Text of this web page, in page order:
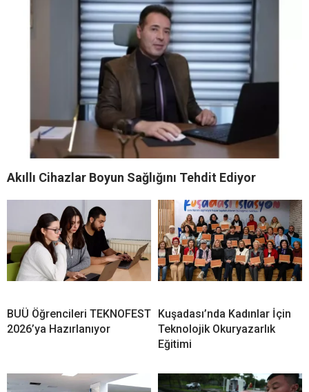
Akıllı Cihazlar Boyun Sağlığını Tehdit Ediyor
BUÜ Öğrencileri TEKNOFEST
2026’ya Hazırlanıyor
Kuşadası’nda Kadınlar İçin
Teknolojik Okuryazarlık
Eğitimi